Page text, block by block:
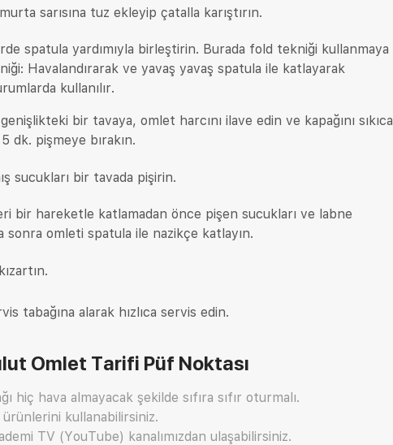
sarısına tuz ekleyip çatalla karıştırın.
spatula yardımıyla birleştirin. Burada fold tekniği kullanmaya
Havalandırarak ve yavaş yavaş spatula ile katlayarak
kullanılır.
bir tavaya, omlet harcını ilave edin ve kapağını sıkıca
dk. pişmeye bırakın.
sucukları bir tavada pişirin.
bir hareketle katlamadan önce pişen sucukları ve labne
sonra omleti spatula ile nazikçe katlayın.
tabağına alarak hızlıca servis edin.
Omlet Tarifi Püf Noktası
hiç hava almayacak şekilde sıfıra sıfır oturmalı.
kullanabilirsiniz.
TV (YouTube) kanalımızdan ulaşabilirsiniz.